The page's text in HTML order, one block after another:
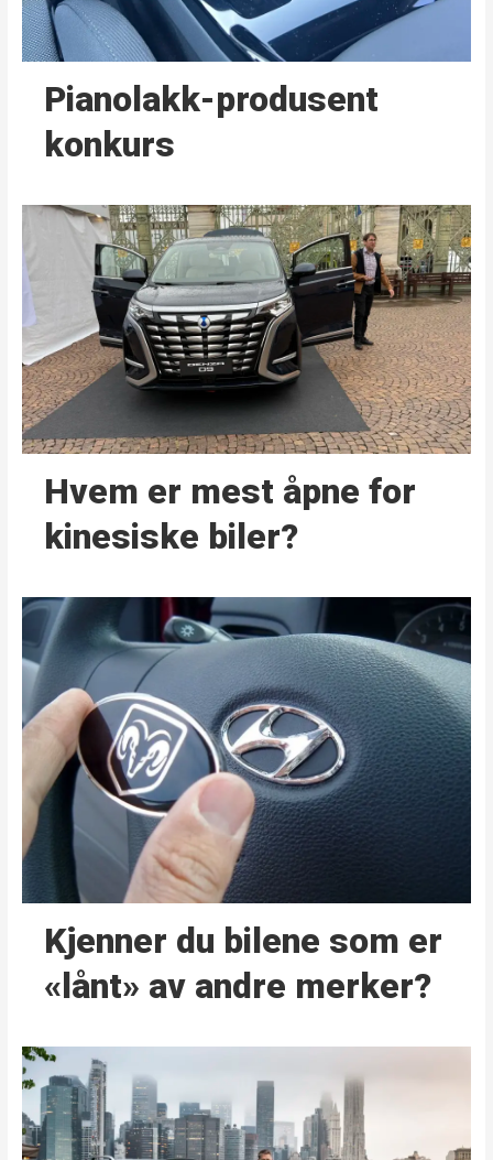
Pianolakk-produsent
konkurs
Hvem er mest åpne for
kinesiske biler?
Kjenner du bilene som er
«lånt» av andre merker?